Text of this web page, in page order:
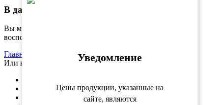
В данном разделе пока пусто
Вы можете вернуться на
воспользоваться навигацией или поиском по сайту.
Главная страница
Или выберите нужный товар в каталоге.
Окрашивание
Электроинструменты
Уведомление
Цены продукции, указанные на
сайте, являются